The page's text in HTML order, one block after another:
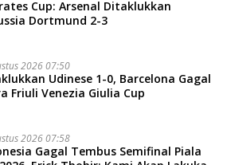
Cup: Arsenal Ditaklukkan
Dortmund 2-3
2026 07:50
Udinese 1-0, Barcelona Gagal
Friuli Venezia Giulia Cup
2026 07:58
Gagal Tembus Semifinal Piala